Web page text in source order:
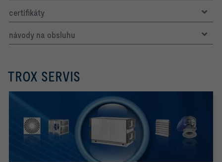
certifikáty
návody na obsluhu
TROX SERVIS